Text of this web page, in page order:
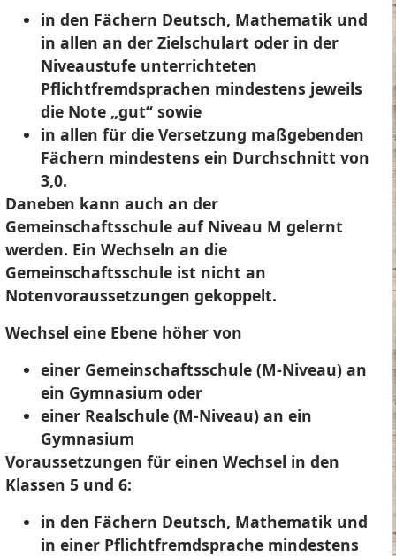
in den Fächern Deutsch, Mathematik und
in allen an der Zielschulart oder in der
Niveaustufe unterrichteten
Pflichtfremdsprachen mindestens jeweils
die Note „gut“ sowie
in allen für die Versetzung maßgebenden
Fächern mindestens ein Durchschnitt von
3,0.
Daneben kann auch an der
Gemeinschaftsschule auf Niveau M gelernt
werden. Ein Wechseln an die
Gemeinschaftsschule ist nicht an
Notenvoraussetzungen gekoppelt.
Wechsel eine Ebene höher von
einer Gemeinschaftsschule (M-Niveau) an
ein Gymnasium oder
einer Realschule (M-Niveau) an ein
Gymnasium
Voraussetzungen für einen Wechsel in den
Klassen 5 und 6:
in den Fächern Deutsch, Mathematik und
in einer Pflichtfremdsprache mindestens